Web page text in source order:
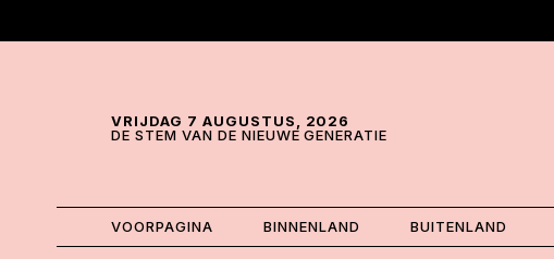
VRIJDAG 7 AUGUSTUS, 2026
DE STEM VAN DE NIEUWE GENERATIE
VOORPAGINA BINNENLAND BUITENLAND